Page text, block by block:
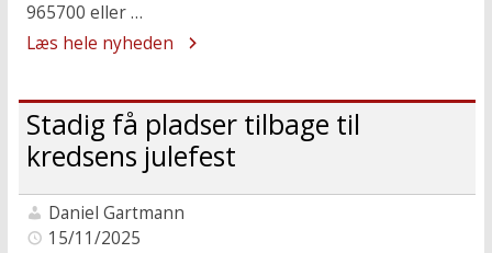
965700 eller …
Læs hele nyheden
Stadig få pladser tilbage til
kredsens julefest
Daniel Gartmann
15/11/2025